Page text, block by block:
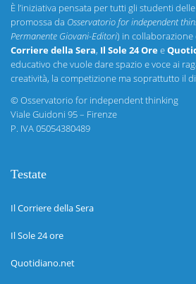
È l’iniziativa pensata per tutti gli studenti
promossa da Osservatorio for independent
Permanente Giovani-Editori) in
Corriere della Sera, Il Sole 24 Oree
educativo che vuole dare spazio e voce ai
creatività, la competizione ma soprattutto il
©Osservatorio for independent thinking
Viale Guidoni 95 – Firenze
P. IVA 05054380489
Testate
Il Corriere della Sera
Il Sole 24 ore
Quotidiano.net